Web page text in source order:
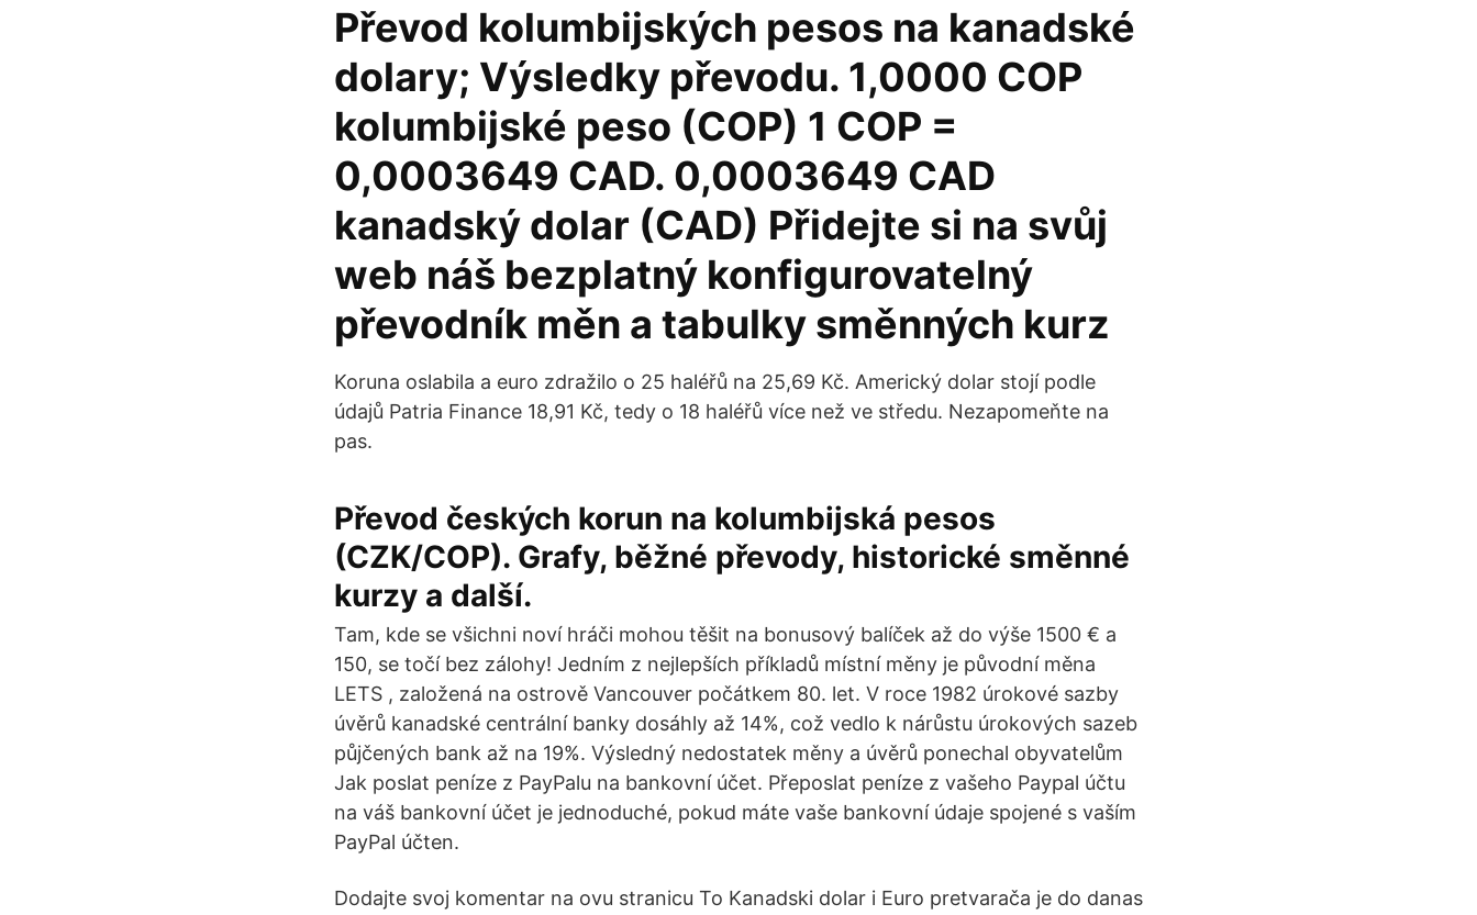
Převod kolumbijských pesos na kanadské
dolary; Výsledky převodu. 1,0000 COP
kolumbijské peso (COP) 1 COP =
0,0003649 CAD. 0,0003649 CAD
kanadský dolar (CAD) Přidejte si na svůj
web náš bezplatný konfigurovatelný
převodník měn a tabulky směnných kurz
Koruna oslabila a euro zdražilo o 25 haléřů na 25,69 Kč. Americký dolar stojí podle
údajů Patria Finance 18,91 Kč, tedy o 18 haléřů více než ve středu. Nezapomeňte na
pas.
Převod českých korun na kolumbijská pesos
(CZK/COP). Grafy, běžné převody, historické směnné
kurzy a další.
Tam, kde se všichni noví hráči mohou těšit na bonusový balíček až do výše 1500 € a
150, se točí bez zálohy! Jedním z nejlepších příkladů místní měny je původní měna
LETS , založená na ostrově Vancouver počátkem 80. let. V roce 1982 úrokové sazby
úvěrů kanadské centrální banky dosáhly až 14%, což vedlo k nárůstu úrokových sazeb
půjčených bank až na 19%. Výsledný nedostatek měny a úvěrů ponechal obyvatelům
Jak poslat peníze z PayPalu na bankovní účet. Přeposlat peníze z vašeho Paypal účtu
na váš bankovní účet je jednoduché, pokud máte vaše bankovní údaje spojené s vaším
PayPal účten.
Dodajte svoj komentar na ovu stranicu To Kanadski dolar i Euro pretvarača je do danas